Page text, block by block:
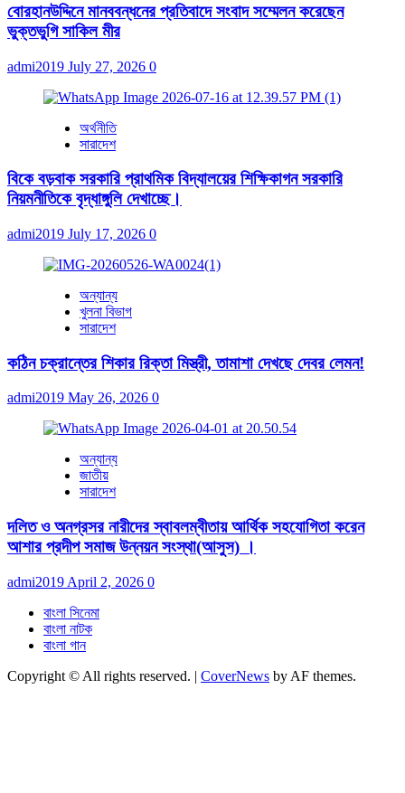
বোরহানউদ্দিনে মানববন্ধনের প্রতিবাদে সংবাদ সম্মেলন করেছেন
ভুক্তভুগি সাকিল মীর
admi2019 July 27, 2026 0
অর্থনীতি
সারাদেশ
বিকে বড়বাক সরকারি প্রাথমিক বিদ্যালয়ের শিক্ষিকাগন সরকারি
নিয়মনীতিকে বৃদ্ধাঙ্গুলি দেখাচ্ছে।
admi2019 July 17, 2026 0
অন্যান্য
খুলনা বিভাগ
সারাদেশ
কঠিন চক্রান্তের শিকার রিক্তা মিস্ত্রী, তামাশা দেখছে দেবর লেমন!
admi2019 May 26, 2026 0
অন্যান্য
জাতীয়
সারাদেশ
দলিত ও অনগ্রসর নারীদের স্বাবলম্বীতায় আর্থিক সহযোগিতা করেন
আশার প্রদীপ সমাজ উন্নয়ন সংস্থা(আসুস) ।
admi2019 April 2, 2026 0
বাংলা সিনেমা
বাংলা নাটক
বাংলা গান
Copyright © All rights reserved. | CoverNews by AF themes.